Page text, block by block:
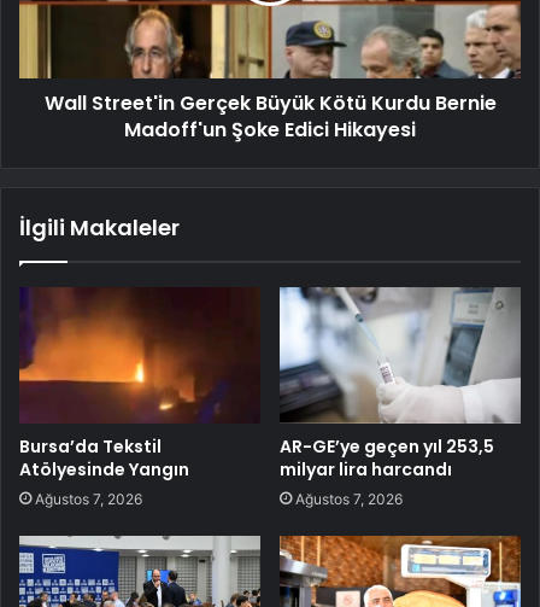
Wall Street'in Gerçek Büyük Kötü Kurdu Bernie
Madoff'un Şoke Edici Hikayesi
İlgili Makaleler
Bursa’da Tekstil
Atölyesinde Yangın
Ağustos 7, 2026
AR-GE’ye geçen yıl 253,5
milyar lira harcandı
Ağustos 7, 2026